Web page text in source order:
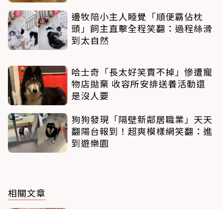
邊牧陪小主人睡覺「順便霸佔枕
頭」飼主直擊全程笑翻：過程絲滑
到太自然
哈士奇「長太好笑賣不掉」慘遭寵
物店拋棄 收容所安排送養活動還
是沒人要
狗狗發現「隔壁新鄰居職業」天天
翻陽台報到！超爽模樣網笑翻：進
到遊樂園
相關文章